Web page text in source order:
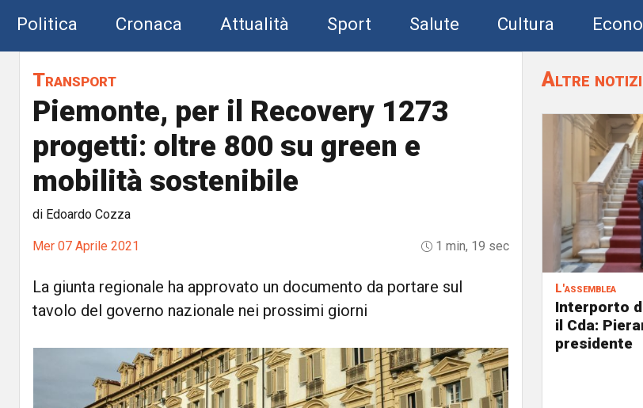
Politica Cronaca Attualità Sport Salute Cultura
Transport
Piemonte, per il Recovery 1273
progetti: oltre 800 su green e
mobilità sostenibile
di Edoardo Cozza
Mer 07 Aprile 2021 1 min, 19 sec
La giunta regionale ha approvato un documento da portare sul
tavolo del governo nazionale nei prossimi giorni
Altre
L'assemblea
Interporto
il Cda:
presidente